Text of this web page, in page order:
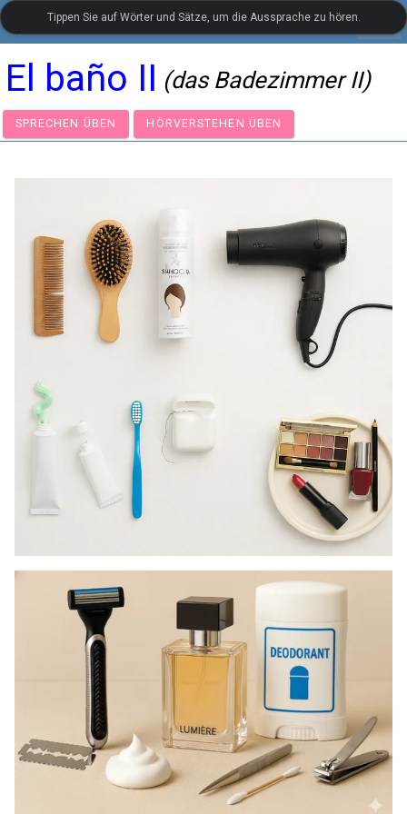
LanguageGuide.org•Spanischer visueller Wortschatz
El baño II (das Badezimmer II)
SPRECHEN ÜBEN HÖRVERSTEHEN ÜBEN
Tippen Sie auf Wörter und Sätze, um die Aussprache zu hören.